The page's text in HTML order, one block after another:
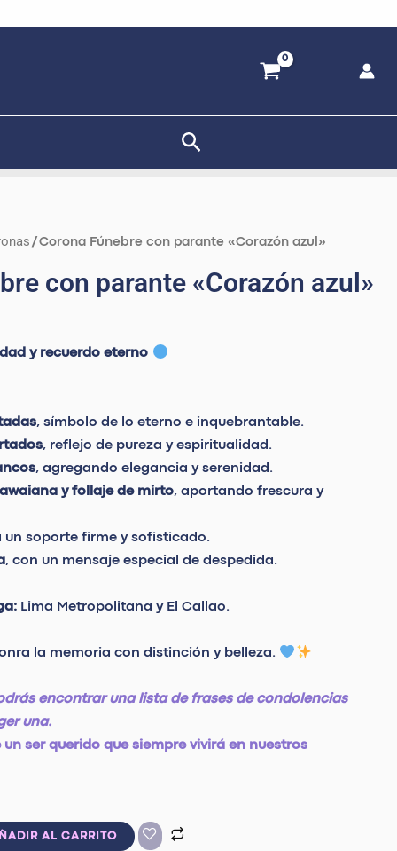
Buscar
/ Corona Fúnebre con parante «Corazón azul»
con parante «Corazón azul»
y recuerdo eterno
, símbolo de lo eterno e inquebrantable.
, reflejo de pureza y espiritualidad.
, agregando elegancia y serenidad.
y follaje de mirto, aportando frescura y
un soporte firme y sofisticado.
, con un mensaje especial de despedida.
Lima Metropolitana y El Callao.
la memoria con distinción y belleza.
encontrar una lista de frases de condolencias
una.
un ser querido que siempre vivirá en nuestros
AL CARRITO